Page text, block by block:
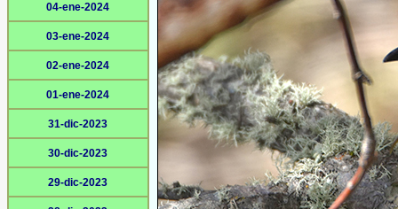
04-ene-2024
03-ene-2024
02-ene-2024
01-ene-2024
31-dic-2023
30-dic-2023
29-dic-2023